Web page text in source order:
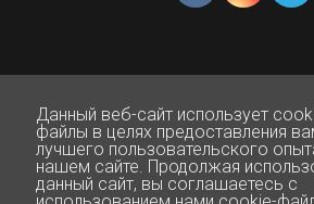
© Юрист Онлайн - Все права
Нажмите для звонка
Данный веб-сайт использует
файлы в целях предоставления
лучшего пользовательского
нашем сайте. Продолжая
данный сайт, вы соглашаетесь с